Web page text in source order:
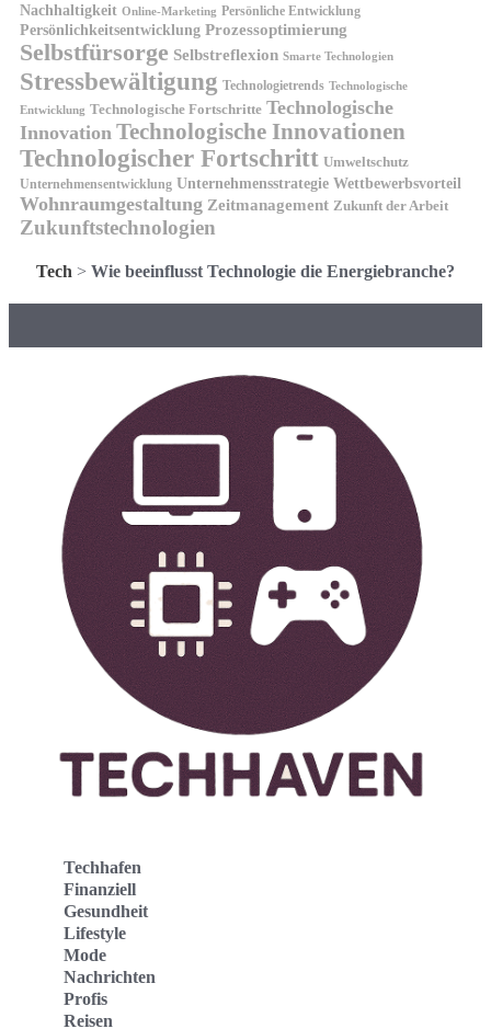
Nachhaltigkeit Online-Marketing Persönliche Entwicklung
Persönlichkeitsentwicklung Prozessoptimierung
Selbstfürsorge Selbstreflexion Smarte Technologien
Stressbewältigung Technologietrends Technologische
Entwicklung Technologische Fortschritte Technologische
Innovation Technologische Innovationen
Technologischer Fortschritt Umweltschutz
Unternehmensentwicklung Unternehmensstrategie Wettbewerbsvorteil
Wohnraumgestaltung Zeitmanagement Zukunft der Arbeit
Zukunftstechnologien
Tech > Wie beeinflusst Technologie die Energiebranche?
Techhafen
Finanziell
Gesundheit
Lifestyle
Mode
Nachrichten
Profis
Reisen